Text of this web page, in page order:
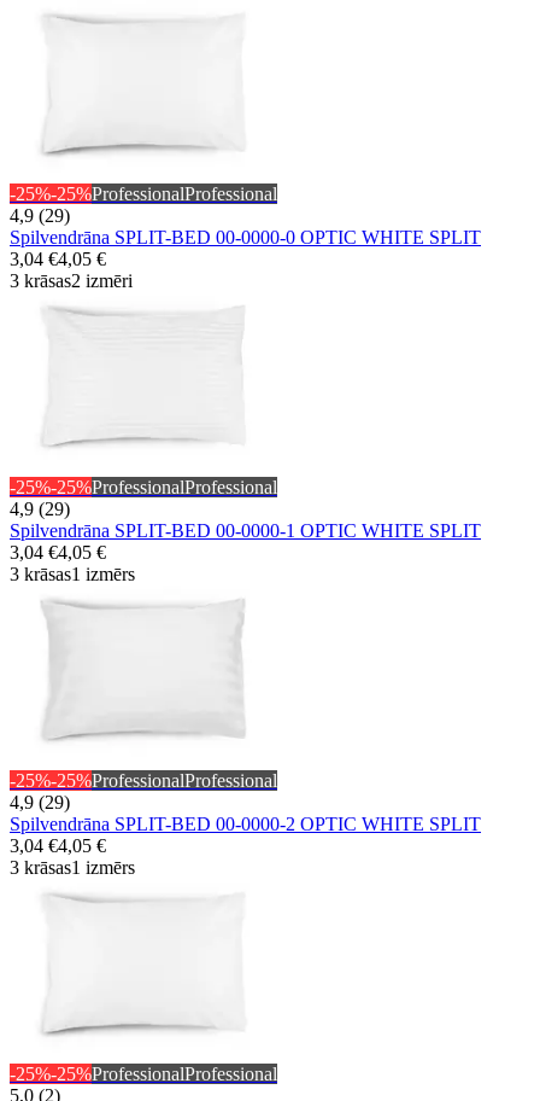
-25%-25%ProfessionalProfessional
4,9 (29)
Spilvendrāna SPLIT-BED 00-0000-0 OPTIC WHITE SPLIT
3,04 €4,05 €
3 krāsas2 izmēri
-25%-25%ProfessionalProfessional
4,9 (29)
Spilvendrāna SPLIT-BED 00-0000-1 OPTIC WHITE SPLIT
3,04 €4,05 €
3 krāsas1 izmērs
-25%-25%ProfessionalProfessional
4,9 (29)
Spilvendrāna SPLIT-BED 00-0000-2 OPTIC WHITE SPLIT
3,04 €4,05 €
3 krāsas1 izmērs
-25%-25%ProfessionalProfessional
5,0 (2)